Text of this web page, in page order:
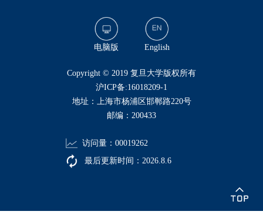
电脑版 English
​Copyright © 2019 复旦大学版权所有
沪ICP备:16018209-1
地址：上海市杨浦区邯郸路220号
邮编：200433
访问量： 00019262
最后更新时间： 2026 8 6